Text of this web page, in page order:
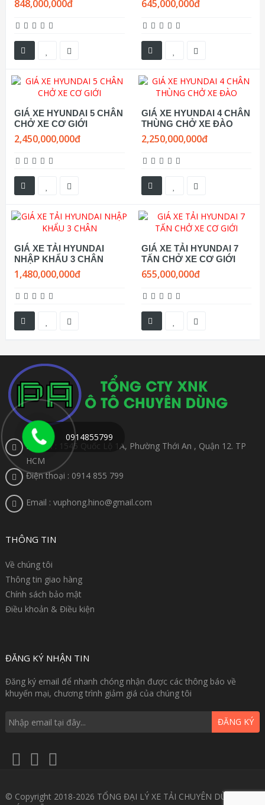
848,000,000đ 645,000,000đ
GIÁ XE HYUNDAI 5 CHÂN
CHỞ XE CƠ GIỚI
2,450,000,000đ
GIÁ XE HYUNDAI 4 CHÂN
THÙNG CHỞ XE ĐÀO
2,250,000,000đ
GIÁ XE TẢI HYUNDAI
NHẬP KHẨU 3 CHÂN
1,480,000,000đ
GIÁ XE TẢI HYUNDAI 7
TẤN CHỞ XE CƠ GIỚI
655,000,000đ
Địa chỉ : 1545 Quốc Lộ 1A, Phường Thới An , Quận 12. TP
HCM
Điện thoại : 0914 855 799
Email : vuphong.hino@gmail.com
THÔNG TIN
Về chúng tôi
Thông tin giao hàng
Chính sách bảo mật
Điều khoản & Điều kiện
ĐĂNG KÝ NHẬN TIN
Đăng ký email để nhanh chóng nhận được các thông báo về
khuyến mại, chương trình giảm giá của chúng tôi
ĐĂNG KÝ
© Copyright 2018-2026 TỔNG ĐẠI LÝ XE TẢI CHUYÊN DÙNG GIÁ
0914855799